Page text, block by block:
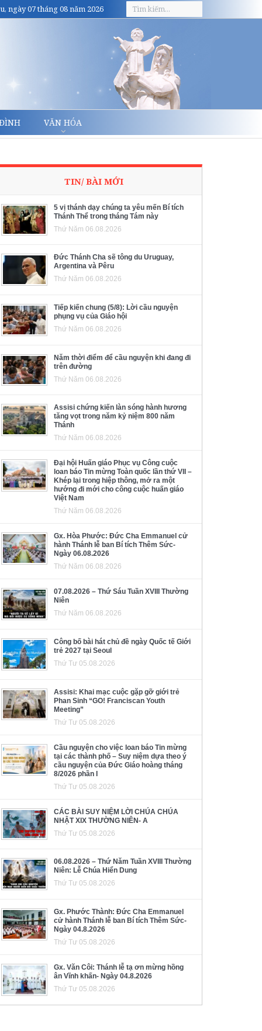
ngày 07 tháng 08 năm 2026
VĂN HÓA
TIN/ BÀI MỚI
5 vị thánh dạy chúng ta yêu mến Bí tích
Thánh Thể trong tháng Tám này
Thứ Năm 06.08.2026
Đức Thánh Cha sẽ tông du Uruguay,
Argentina và Pêru
Thứ Năm 06.08.2026
Tiếp kiến chung (5/8): Lời cầu nguyện
phụng vụ của Giáo hội
Thứ Năm 06.08.2026
Năm thời điểm để cầu nguyện khi đang đi
trên đường
Thứ Năm 06.08.2026
Assisi chứng kiến làn sóng hành hương
tăng vọt trong năm kỷ niệm 800 năm
Thánh
Thứ Năm 06.08.2026
Đại hội Huấn giáo Phục vụ Công cuộc
loan báo Tin mừng Toàn quốc lần thứ VII –
Khép lại trong hiệp thông, mở ra một
hướng đi mới cho công cuộc huấn giáo
Việt Nam
Thứ Năm 06.08.2026
Gx. Hòa Phước: Đức Cha Emmanuel cử
hành Thánh lễ ban Bí tích Thêm Sức-
Ngày 06.08.2026
Thứ Năm 06.08.2026
07.08.2026 – Thứ Sáu Tuần XVIII Thường
Niên
Thứ Năm 06.08.2026
Công bố bài hát chủ đề ngày Quốc tế Giới
trẻ 2027 tại Seoul
Thứ Tư 05.08.2026
Assisi: Khai mạc cuộc gặp gỡ giới trẻ
Phan Sinh “GO! Franciscan Youth
Meeting”
Thứ Tư 05.08.2026
Cầu nguyện cho việc loan báo Tin mừng
tại các thành phố – Suy niệm dựa theo ý
cầu nguyện của Đức Giáo hoàng tháng
8/2026 phần I
Thứ Tư 05.08.2026
CÁC BÀI SUY NIỆM LỜI CHÚA CHÚA
NHẬT XIX THƯỜNG NIÊN- A
Thứ Tư 05.08.2026
06.08.2026 – Thứ Năm Tuần XVIII Thường
Niên: Lễ Chúa Hiển Dung
Thứ Tư 05.08.2026
Gx. Phước Thành: Đức Cha Emmanuel
cử hành Thánh lễ ban Bí tích Thêm Sức-
Ngày 04.8.2026
Thứ Tư 05.08.2026
Gx. Văn Côi: Thánh lễ tạ ơn mừng hồng
ân Vĩnh khấn- Ngày 04.8.2026
Thứ Tư 05.08.2026